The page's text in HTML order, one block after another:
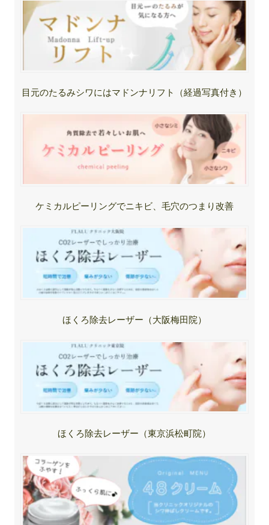
目元のたるみシワにはマドンナリフト（経過写真付き）
ケミカルピーリングでニキビ、毛穴のつまり改善
ほくろ除去レーザー（大阪梅田院）
ほくろ除去レーザー（東京浜松町院）